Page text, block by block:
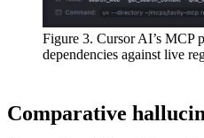
Figure 3. Cursor AI’s MCP
dependencies against live
Comparative